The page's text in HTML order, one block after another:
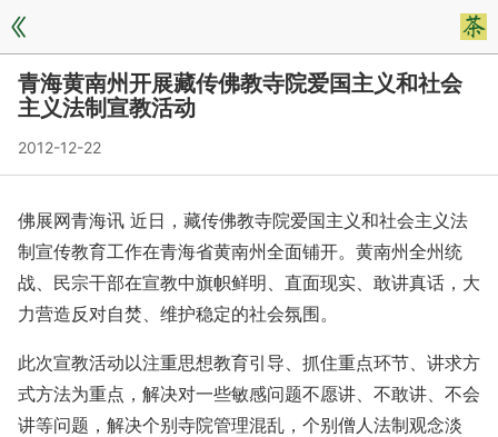
青海黄南州开展藏传佛教寺院爱国主义和社会
主义法制宣教活动
2012-12-22
佛展网青海讯 近日，藏传佛教寺院爱国主义和社会主义法
制宣传教育工作在青海省黄南州全面铺开。黄南州全州统
战、民宗干部在宣教中旗帜鲜明、直面现实、敢讲真话，大
力营造反对自焚、维护稳定的社会氛围。
此次宣教活动以注重思想教育引导、抓住重点环节、讲求方
式方法为重点，解决对一些敏感问题不愿讲、不敢讲、不会
讲等问题，解决个别寺院管理混乱，个别僧人法制观念淡